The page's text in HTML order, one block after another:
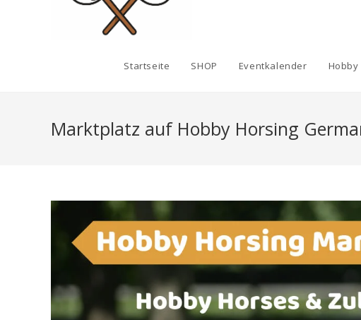
Startseite SHOP Eventkalender Hobby
Marktplatz auf Hobby Horsing